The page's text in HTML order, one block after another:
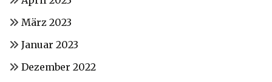
März 2023
Januar 2023
Dezember 2022